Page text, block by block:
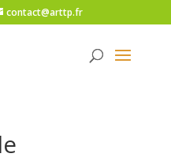
contact@arttp.fr